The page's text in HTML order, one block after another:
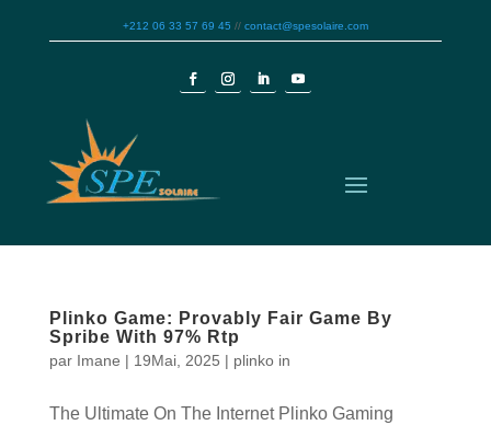
+212 06 33 57 69 45 // contact@spesolaire.com
Plinko Game: Provably Fair Game By
Spribe With 97% Rtp
par Imane | 19Mai, 2025 | plinko in
The Ultimate On The Internet Plinko Gaming